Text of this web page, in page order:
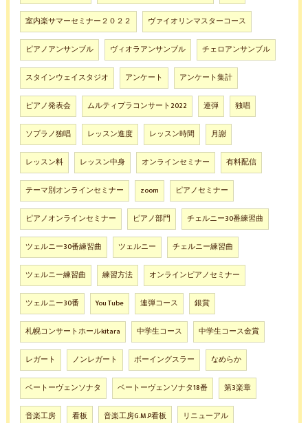
室内楽サマーセミナー２０２２ ヴァイオリンマスターコース
ピアノアンサンブル ヴィオラアンサンブル チェロアンサンブル
スタインウェイスタジオ アンケート アンケート集計
ピアノ発表会 ムルティプラコンサート2022 連弾 独唱
ソプラノ独唱 レッスン進度 レッスン時間 月謝
レッスン料 レッスン中身 オンラインセミナー 有料配信
テーマ別オンラインセミナー zoom ピアノセミナー
ピアノオンラインセミナー ピアノ部門 チェルニー30番練習曲
ツェルニー30番練習曲 ツェルニー チェルニー練習曲
ツェルニー練習曲 練習方法 オンラインピアノセミナー
ツェルニー30番 You Tube 連弾コース 銀賞
札幌コンサートホールkitara 中学生コース 中学生コース金賞
レガート ノンレガート ボーイングスラー なめらか
ベートーヴェンソナタ ベートーヴェンソナタ18番 第3楽章
音楽工房 看板 音楽工房G.M.P看板 リニューアル